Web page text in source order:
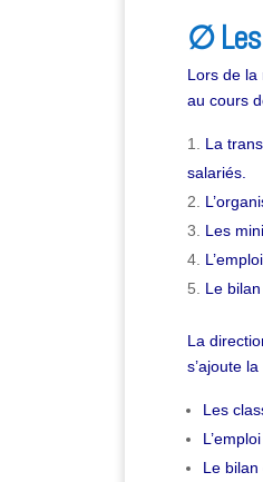
∅
Lors de la
au cours
La
salariés.
Les
Le
La
s’ajoute
Les
Le bilan